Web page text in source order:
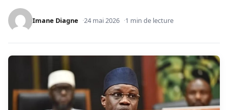
Imane Diagne 24 mai 2026 1 min de lecture